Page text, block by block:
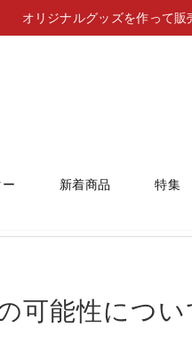
オリジナルグッズを作って販
新着商品 特集
可能性につい